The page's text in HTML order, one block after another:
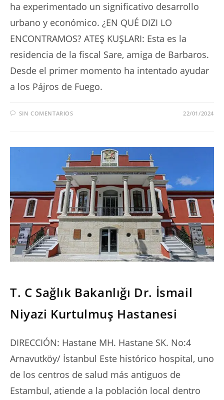
ha experimentado un significativo desarrollo
urbano y económico. ¿EN QUÉ DIZI LO
ENCONTRAMOS? ATEŞ KUŞLARI: Esta es la
residencia de la fiscal Sare, amiga de Barbaros.
Desde el primer momento ha intentado ayudar
a los Pájros de Fuego.
SIN COMENTARIOS 22/01/2024
T. C Sağlık Bakanlığı Dr. İsmail
Niyazi Kurtulmuş Hastanesi
DIRECCIÓN: Hastane MH. Hastane SK. No:4
Arnavutköy/ İstanbul Este histórico hospital, uno
de los centros de salud más antiguos de
Estambul, atiende a la población local dentro